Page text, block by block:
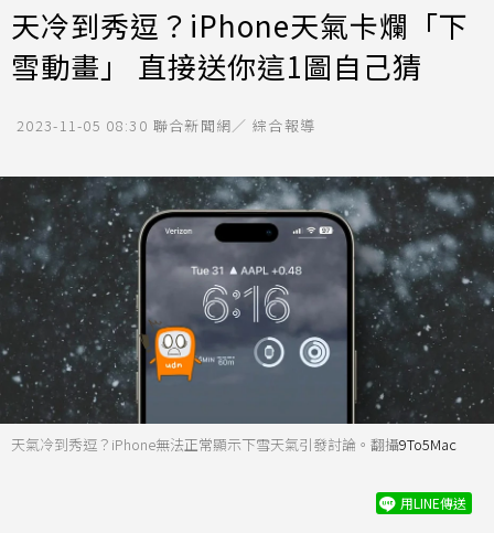
天冷到秀逗？iPhone天氣卡爛「下
雪動畫」 直接送你這1圖自己猜
2023-11-05 08:30 聯合新聞網／ 綜合報導
天氣冷到秀逗？iPhone無法正常顯示下雪天氣引發討論。翻攝9To5Mac
用LINE傳送